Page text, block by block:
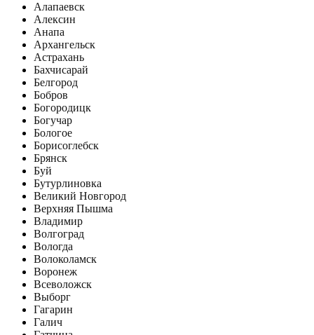
Алапаевск
Алексин
Анапа
Архангельск
Астрахань
Бахчисарай
Белгород
Бобров
Богородицк
Богучар
Бологое
Борисоглебск
Брянск
Буй
Бутурлиновка
Великий Новгород
Верхняя Пышма
Владимир
Волгоград
Вологда
Волоколамск
Воронеж
Всеволожск
Выборг
Гагарин
Галич